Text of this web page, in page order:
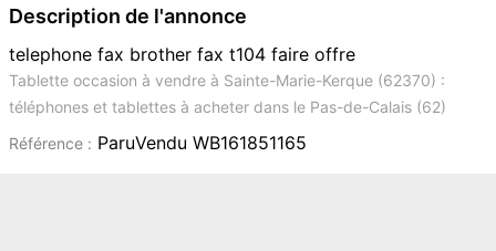
Description de l'annonce
telephone fax brother fax t104 faire offre
Tablette occasion à vendre à Sainte-Marie-Kerque (62370) :
téléphones et tablettes à acheter dans le Pas-de-Calais (62)
Référence : ParuVendu WB161851165